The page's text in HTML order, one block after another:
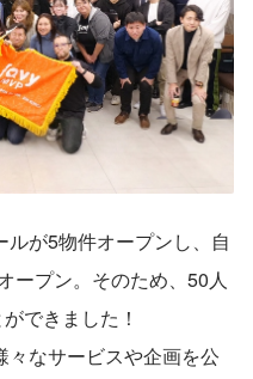
が5物件オープンし、自
ープン。そのため、50人
できました！
なサービスや企画を公